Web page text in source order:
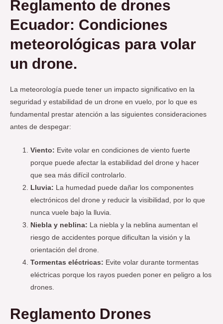
Reglamento de drones
Ecuador: Condiciones
meteorológicas para volar
un drone.
La meteorología puede tener un impacto significativo en la
seguridad y estabilidad de un drone en vuelo, por lo que es
fundamental prestar atención a las siguientes consideraciones
antes de despegar:
Viento: Evite volar en condiciones de viento fuerte
porque puede afectar la estabilidad del drone y hacer
que sea más difícil controlarlo.
Lluvia: La humedad puede dañar los componentes
electrónicos del drone y reducir la visibilidad, por lo que
nunca vuele bajo la lluvia.
Niebla y neblina: La niebla y la neblina aumentan el
riesgo de accidentes porque dificultan la visión y la
orientación del drone.
Tormentas eléctricas: Evite volar durante tormentas
eléctricas porque los rayos pueden poner en peligro a los
drones.
Reglamento Drones